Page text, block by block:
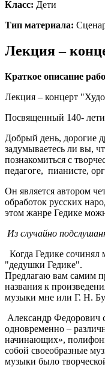
Класс: Дети
Тип материала:
Лекция –
Краткое описание
Лекция – концерт
Посвященный 140-
Добрый день, дорогие
задумываетесь ли вы,
познакомиться с
педагоге, пианисте,
Он является автором
обработок русских
этом жанре Гедике
Из случайно
Когда Гедике сочинял
"дедушки Гедике".
Предлагаю вам самим
названия к
музыки мне или Г. Н.
Александр Федорович
одновременно –
начинающих»,
собой своеобразные
музыки было